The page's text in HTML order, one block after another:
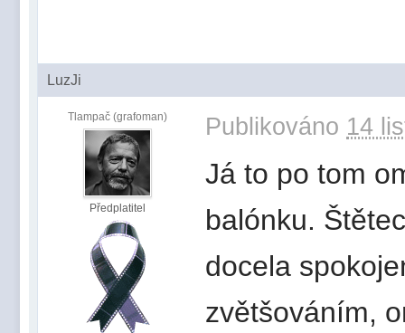
LuzJi
Tlampač (grafoman)
Předplatitel
Publikováno 14
Já to po tom
balónku.
docela
zvětšováním,